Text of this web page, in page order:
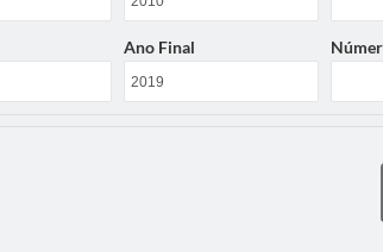
Ano Final